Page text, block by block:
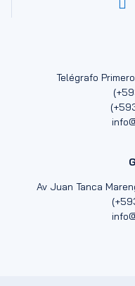
Telégrafo
Av Juan Tanca